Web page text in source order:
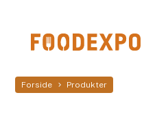
Forside Produkter